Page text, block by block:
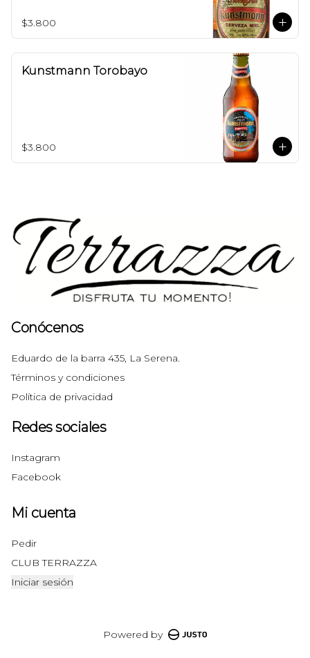
$3.800
Kunstmann Torobayo
$3.800
Conócenos
Eduardo de la barra 435, La Serena.
Términos y condiciones
Política de privacidad
Redes sociales
Instagram
Facebook
Mi cuenta
Pedir
CLUB TERRAZZA
Iniciar sesión
Powered by